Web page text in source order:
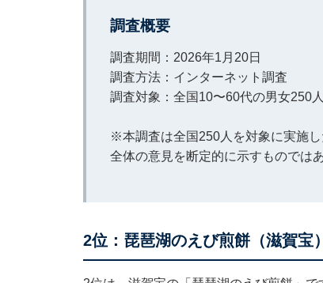
調査概要
調査期間：2026年1月20日
調査方法：インターネット調査
調査対象：全国10〜60代の男女250人
※本調査は全国250人を対象に実施
全体の意見を断定的に示すものでは
2位：琵琶湖のえび煎餅（滋賀宝